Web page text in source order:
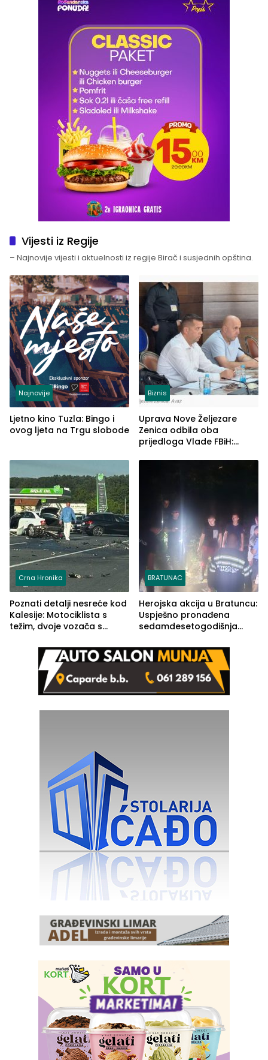
Vijesti iz Regije
– Najnovije vijesti i aktuelnosti iz regije Birač i susjednih opština.
Najnovije
Ljetno kino Tuzla: Bingo i
ovog ljeta na Trgu slobode
Biznis
Uprava Nove Željezare
Zenica odbila oba
prijedloga Vlade FBiH:
rješenje
Crna Hronika
Poznati detalji nesreće kod
Kalesije: Motociklista s
težim, dvoje vozača s
BRATUNAC
Herojska akcija u Bratuncu:
Uspješno pronađena
sedamdesetogodišnja
Kravice.